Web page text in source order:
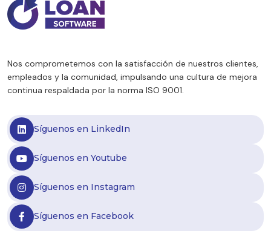
Nos comprometemos con la satisfacción de nuestros clientes,
empleados y la comunidad, impulsando una cultura de mejora
continua respaldada por la norma ISO 9001.
Síguenos en LinkedIn
Síguenos en Youtube
Síguenos en Instagram
Síguenos en Facebook